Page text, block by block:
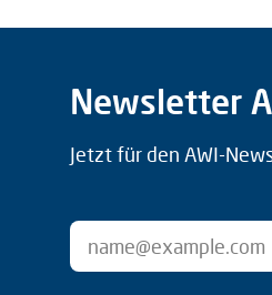
Newsletter
Jetzt für den AWI-